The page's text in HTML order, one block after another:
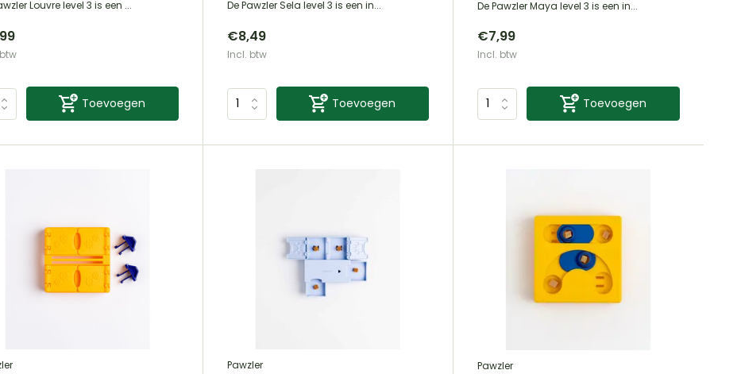
Louvre level 3 is een ...
Toevoegen
De Pawzler Sela level 3 is een in...
€8,49
Incl. btw
Toevoegen
De Pawzler Maya level 3 is een in...
€7,99
Incl. btw
Toevoegen
Pawzler Pawzler